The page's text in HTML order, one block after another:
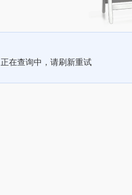
正在查询中，请刷新重试